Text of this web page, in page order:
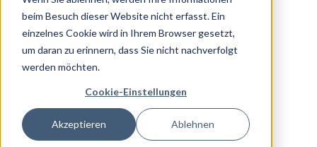
beim Besuch dieser Website nicht erfasst. Ein
einzelnes Cookie wird in Ihrem Browser gesetzt,
um daran zu erinnern, dass Sie nicht nachverfolgt
werden möchten.
Cookie-Einstellungen
Akzeptieren Ablehnen